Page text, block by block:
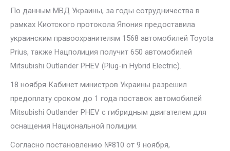
По данным МВД Украины, за годы сотрудничества в
рамках Киотского протокола Япония предоставила
украинским правоохранителям 1568 автомобилей Toyota
Prius, также Нацполиция получит 650 автомобилей
Mitsubishi Outlander PHEV (Plug-in Hybrid Electric).
18 ноября Кабинет министров Украины разрешил
предоплату сроком до 1 года поставок автомобилей
Mitsubishi Outlander PHEV с гибридным двигателем для
оснащения Национальной полиции.
Согласно постановлению №810 от 9 ноября,